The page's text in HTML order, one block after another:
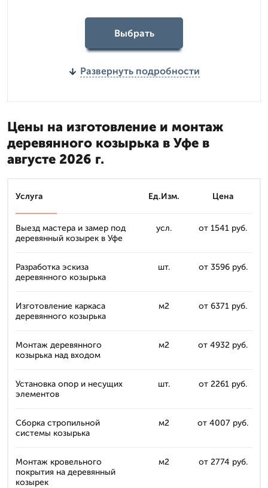
Выбрать
Развернуть подробности
Цены на изготовление и монтаж
деревянного козырька в Уфе в
августе 2026 г.
Услуга Ед.Изм. Цена
Выезд мастера и замер под
деревянный козырек в Уфе
усл. от 1541 руб.
Разработка эскиза
деревянного козырька
шт. от 3596 руб.
Изготовление каркаса
деревянного козырька
м2 от 6371 руб.
Монтаж деревянного
козырька над входом
м2 от 4932 руб.
Установка опор и несущих
элементов
шт. от 2261 руб.
Сборка стропильной
системы козырька
м2 от 4007 руб.
Монтаж кровельного
покрытия на деревянный
козырек
м2 от 2774 руб.